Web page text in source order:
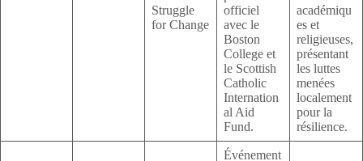
Struggle
for Change
officiel
avec le
Boston
College et
le Scottish
Catholic
Internation
al Aid
Fund.
académiqu
es et
religieuses,
présentant
les luttes
menées
localement
pour la
résilience.
Événement